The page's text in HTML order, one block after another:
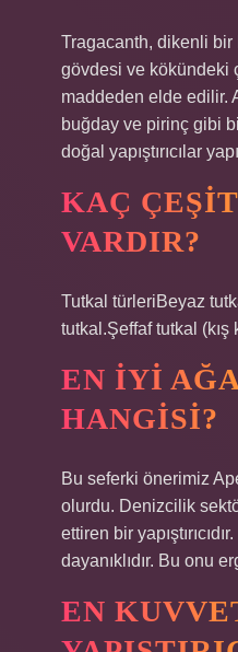
Tragacanth, dikenli bir
gövdesi ve kökündeki
maddeden elde edilir.
buğday ve pirinç gibi
doğal yapıştırıcılar
KAÇ
VARDIR?
Tutkal türleriBeyaz
tutkal.Şeffaf tutkal (kış
EN IYI
HANGISI?
Bu seferki önerimiz
olurdu. Denizcilik
ettiren bir
dayanıklıdır. Bu onu
EN